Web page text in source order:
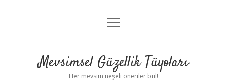
Anasayfa
Yasal Uyarı
menüyü
Mevsimsel Güzellik Tüyoları
Her mevsim neşeli öneriler bul!